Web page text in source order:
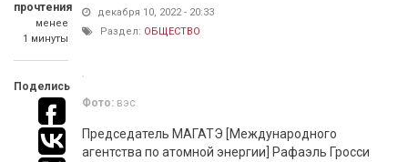
прочтения
менее
1 минуты
Поделись
декабря 10, 2022 - 20:33
Раздел: ОБЩЕСТВО
Фото: вэс
Председатель МАГАТЭ [Международного
агентства по атомной энергии] Рафаэль Гросси